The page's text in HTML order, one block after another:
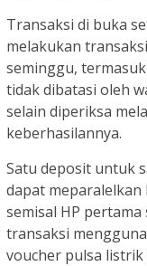
Transaksi di buka
melakukan
seminggu,
tidak dibatasi oleh
selain diperiksa
keberhasilannya.
Satu deposit untuk
dapat meparalelkan
semisal HP
transaksi
voucher pulsa listrik